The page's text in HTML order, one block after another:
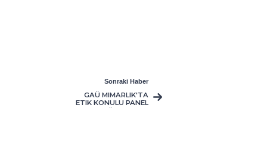
Sonraki Haber
GAÜ MIMARLIK'TA
ETIK KONULU PANEL